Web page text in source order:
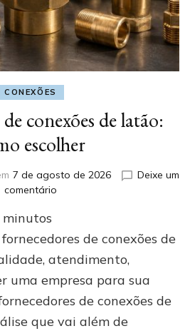
CONEXÕES
conexões de latão:
escolher
7 de agosto de 2026
Deixe um
comentário
conexões
latão:
como
escolher
minutos
de conexões de
atendimento,
uma empresa para sua
de conexões de
que vai além de